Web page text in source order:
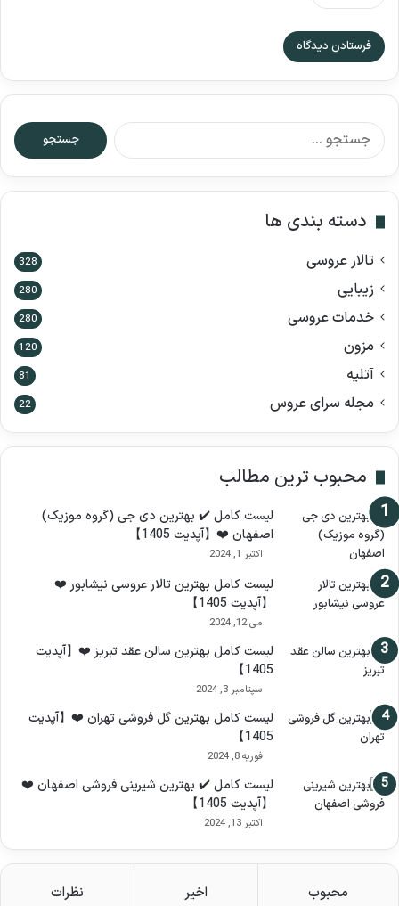
ج
س
دسته بندی ها
تالار عروسی 328
زیبایی 280
خدمات عروسی 280
مزون 120
آتلیه 81
مجله سرای عروس 22
محبوب ترین مطالب
لیست کامل ✔️ بهترین دی جی (گروه موزیک)
اصفهان ❤️【آپدیت 1405】
اکتبر 1, 2024
لیست کامل بهترین تالار عروسی نیشابور ❤️
【آپدیت 1405】
می 12, 2024
لیست کامل بهترین سالن عقد تبریز ❤️【آپدیت
1405】
سپتامبر 3, 2024
لیست کامل بهترین گل فروشی تهران ❤️【آپدیت
1405】
فوریه 8, 2024
لیست کامل ✔️ بهترین شیرینی فروشی اصفهان ❤️
【آپدیت 1405】
اکتبر 13, 2024
محبوب اخیر نظرات